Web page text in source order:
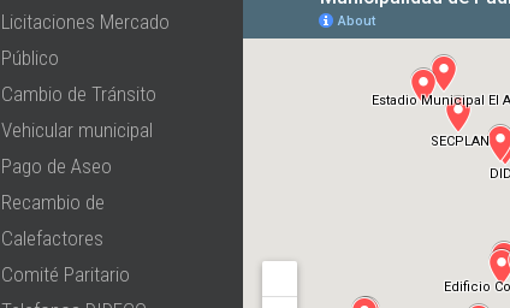
Licitaciones Mercado
Público
Cambio de Tránsito
Vehicular municipal
Pago de Aseo
Recambio de
Calefactores
Comité Paritario